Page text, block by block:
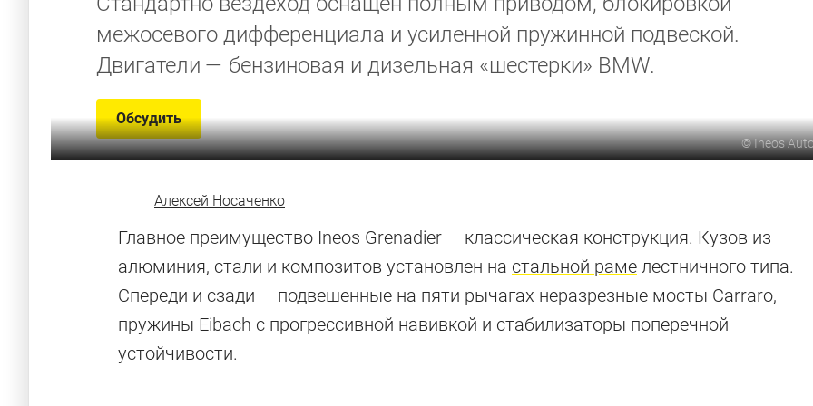
межосевого дифференциала и усиленной пружинной подвеской.
Двигатели — бензиновая и дизельная «шестерки» BMW.
Обсудить
©Ineos
Алексей Носаченко
Главное преимущество Ineos Grenadier — классическая конструкция. Кузов из
алюминия, стали и композитов установлен на стальной раме лестничного типа.
Спереди и сзади — подвешенные на пяти рычагах неразрезные мосты Carraro,
пружины Eibach с прогрессивной навивкой и стабилизаторы поперечной
устойчивости.